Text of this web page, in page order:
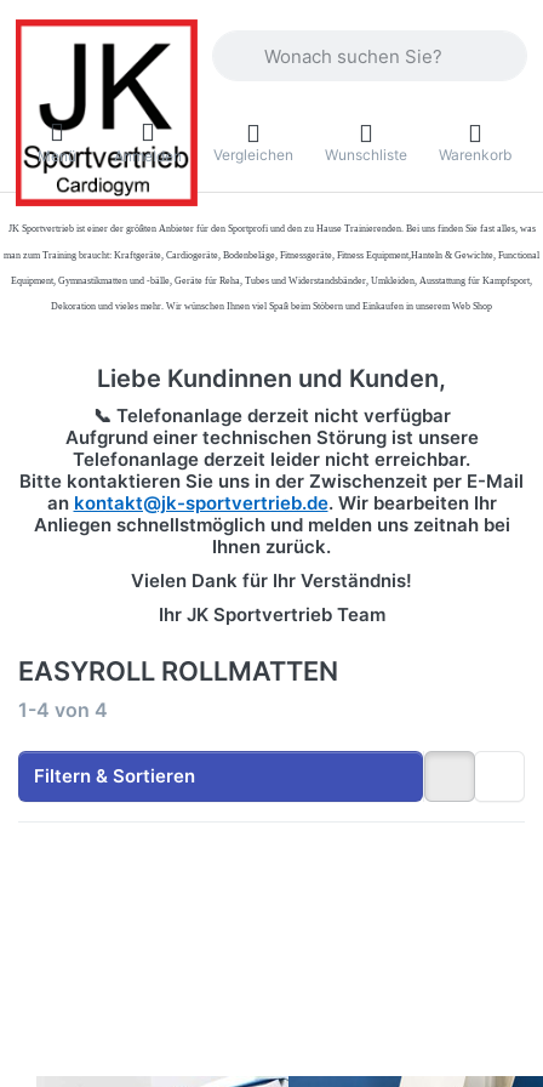
Menü Anmelden Vergleichen Wunschliste Warenkorb
JK Sportvertrieb ist einer der größten Anbieter für den Sportprofi und den zu Hause Trainierenden. Bei uns finden Sie fast alles, was
man zum Training braucht: Kraftgeräte, Cardiogeräte, Bodenbeläge, Fitnessgeräte, Fitness Equipment,Hanteln & Gewichte, Functional
Equipment, Gymnastikmatten und -bälle, Geräte für Reha, Tubes und Widerstandsbänder, Umkleiden, Ausstattung für Kampfsport,
Dekoration und vieles mehr. Wir wünschen Ihnen viel Spaß beim Stöbern und Einkaufen in unserem Web Shop
Liebe Kundinnen und Kunden,
📞 Telefonanlage derzeit nicht verfügbar
Aufgrund einer technischen Störung ist unsere
Telefonanlage derzeit leider nicht erreichbar.
Bitte kontaktieren Sie uns in der Zwischenzeit per E-Mail
an kontakt@jk-sportvertrieb.de. Wir bearbeiten Ihr
Anliegen schnellstmöglich und melden uns zeitnah bei
Ihnen zurück.
Vielen Dank für Ihr Verständnis!
Ihr JK Sportvertrieb Team
EASYROLL ROLLMATTEN
Suchergebnisse:
1-4 von 4
Filtern & Sortieren